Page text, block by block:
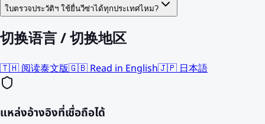
ใบตรวจประวัติฯ ใช้ยื่นวีซ่าได้ทุกประเทศไหม?
切换语言 / 切换地区
🇹🇭 阅读泰文版🇬🇧 Read in English🇯🇵 日本語
แหล่งอ้างอิงที่เชื่อถือได้